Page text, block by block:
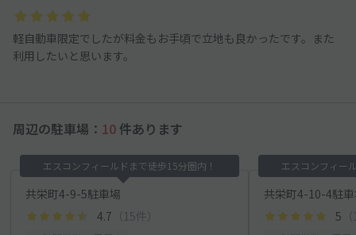
軽自動車限定でしたが料金もお手頃で立地も良かったです。また
利用したいと思います。
周辺の駐車場： 10 件あります
エスコンフィールドまで徒歩15分圏内！
共栄町4-9-5駐車場
4.7 （15件）
エスコンフィー
共栄町4-10-4駐
5